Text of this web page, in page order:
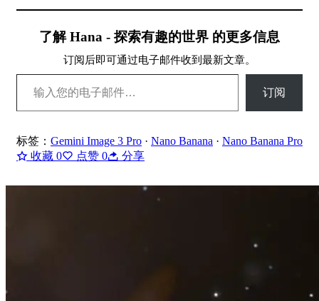
了解 Hana - 探索有趣的世界 的更多信息
订阅后即可通过电子邮件收到最新文章。
输入您的电子邮件…
订阅
标签： Gemini Image 3 Pro · Nano Banana · Nano Banana Pro
收藏 0 点赞 0 分享